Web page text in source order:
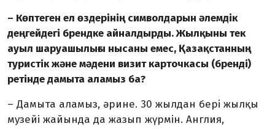
– Көптеген ел өздерінің сим­вол­дарын әлемдік
деңгейдегі брендке айналдырды. Жылқыны тек
ауыл шаруашылығы нысаны емес, Қазақстанның
туристік және мәдени визит карточкасы (бренді)
ретінде дамыта аламыз ба?
– Дамыта аламыз, әрине. 30 жылдан бері жылқы
музейі жай­ында да жазып жүрмін. Англия,